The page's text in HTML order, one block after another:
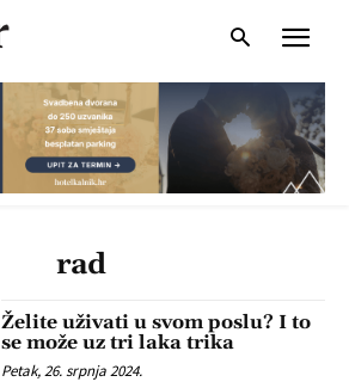
rad
Želite uživati u svom poslu? I to
se može uz tri laka trika
Petak, 26. srpnja 2024.